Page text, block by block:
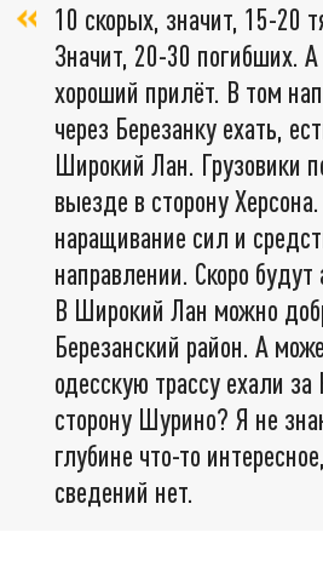
10 скорых, значит, 15-20
Значит, 20-30 погибших. А
хороший прилёт. В том
через Березанку ехать,
Широкий Лан. Грузовики
выезде в сторону
наращивание сил и
направлении. Скоро
В Широкий Лан можно
Березанский район. А
одесскую трассу ехали за
сторону Шурино? Я не
глубине что-то
сведений нет.